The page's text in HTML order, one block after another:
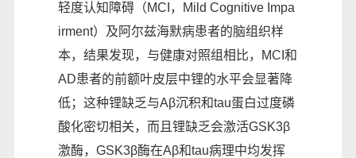
轻度认知障碍（MCI，Mild Cognitive Impa
irment）及阿尔兹海默病患者的脑组织样
本，结果发现，与健康对照组相比，MCI和
AD患者的前额叶皮层中锂的水平会显著降
低；这种锂缺乏与Aβ沉积和tau蛋白过度磷
酸化密切相关，而且锂缺乏会激活GSK3β
激酶，GSK3β酶在Aβ和tau病理中均发挥